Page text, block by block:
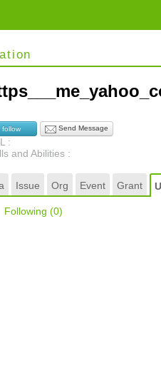
follow Send Message
:
and Abilities :
Issue Org Event Grant
Following (0)